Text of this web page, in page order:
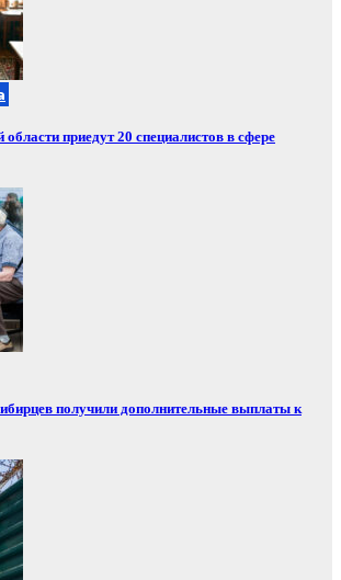
приедут 20 специалистов в сфере
получили дополнительные выплаты к